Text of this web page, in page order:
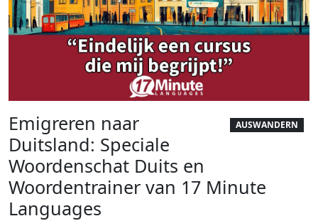
AUSWANDERN
Emigreren naar
Duitsland: Speciale
Woordenschat Duits en
Woordentrainer van 17 Minute
Languages